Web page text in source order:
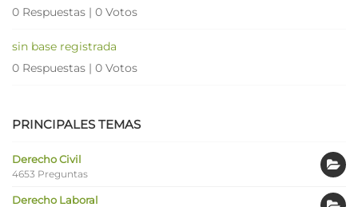
0 Respuestas | 0 Votos
sin base registrada
0 Respuestas | 0 Votos
PRINCIPALES TEMAS
Derecho Civil
4653 Preguntas
Derecho Laboral